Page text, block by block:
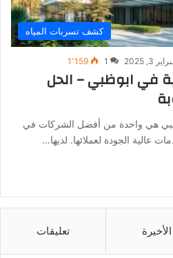
كشف تسربات المياه
3, 2025
1 1٬159
في ابوظبي – الحل
هي واحدة من أفضل الشركات في
عالية الجودة لعملائها. لديها…
الأخيرة تعليقات